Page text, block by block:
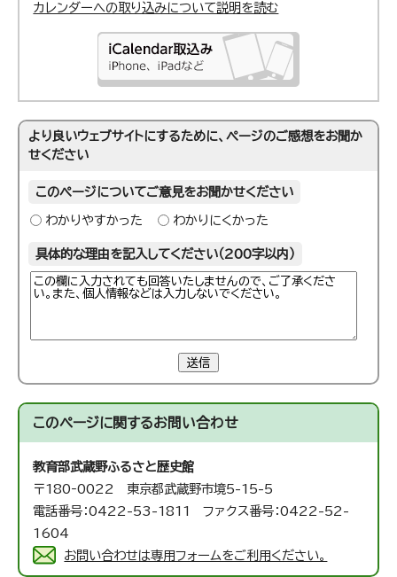
カレンダーへの取り込みについて説明を読む
より良いウェブサイトにするために、ページのご感想をお聞か
せください
このページについてご意見をお聞かせください
わかりやすかった わかりにくかった
具体的な理由を記入してください（200字以内）
送信
このページに関するお問い合わせ
教育部武蔵野ふるさと歴史館
〒180‐0022 東京都武蔵野市境5-15-5
電話番号：0422-53-1811 ファクス番号：0422-52-
1604
お問い合わせは専用フォームをご利用ください。